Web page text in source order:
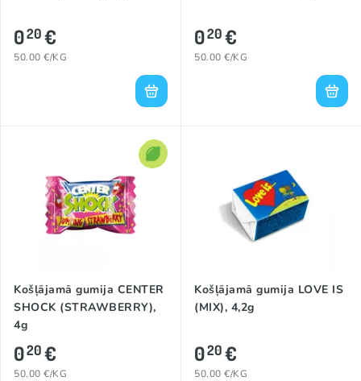
020€
50.00 €/KG
020€
50.00 €/KG
Košļājamā gumija CENTER
SHOCK (STRAWBERRY),
4g
020€
50.00 €/KG
Košļājamā gumija LOVE IS
(MIX), 4,2g
020€
50.00 €/KG